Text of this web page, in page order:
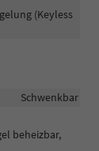
(Keyless
Schwenkbar
beheizbar,